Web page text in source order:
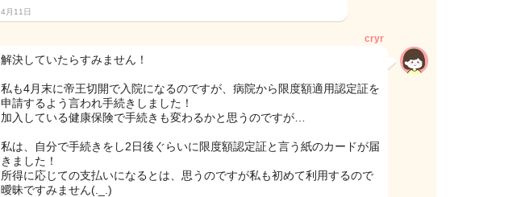
4月11日
cryr
解決していたらすみません！
私も4月末に帝王切開で入院になるのですが、病院から限度額適用認定証を
申請するよう言われ手続きしました！
加入している健康保険で手続きも変わるかと思うのですが…
私は、自分で手続きをし2日後ぐらいに限度額認定証と言う紙のカードが届
きました！
所得に応じての支払いになるとは、思うのですが私も初めて利用するので
曖昧ですみません(._.)